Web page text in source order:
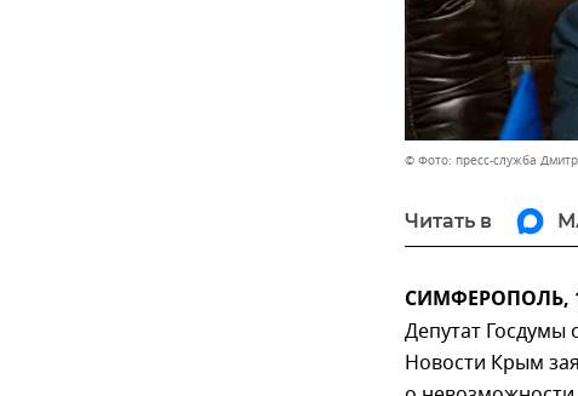
© Фото: пресс-служба
Читать в
СИМФЕРОПОЛЬ,
Депутат
Новости Крым